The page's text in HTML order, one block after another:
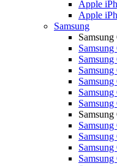
Apple
Apple
Samsung